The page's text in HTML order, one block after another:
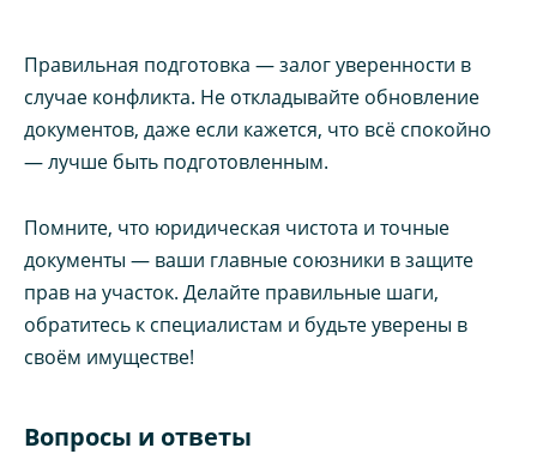
Правильная подготовка — залог уверенности в
случае конфликта. Не откладывайте обновление
документов, даже если кажется, что всё спокойно
— лучше быть подготовленным.
Помните, что юридическая чистота и точные
документы — ваши главные союзники в защите
прав на участок. Делайте правильные шаги,
обратитесь к специалистам и будьте уверены в
своём имуществе!
Вопросы и ответы